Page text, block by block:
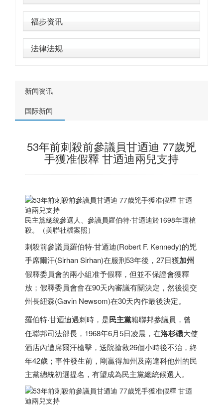
福步资讯
法律法规
新闻资讯
国际新闻
53年前刺殺前參議員甘迺迪 77歲兇
手獲准假釋 甘迺迪兩兒支持
民主黨總統參選人、參議員羅伯特‧甘迺迪於1698年遭槍
殺。（美聯社檔案照）
刺殺前參議員羅伯特‧甘迺迪(Robert F. Kennedy)的兇
手席爾汗(Sirhan Sirhan)在服刑53年後，27日獲加州
假釋委員會的兩小組准予假釋，但並不保證會獲釋
放；假釋委員會會在90天內審議有關決定，然後提交
州長紐森(Gavin Newsom)在30天內作最後決定。
羅伯特‧甘迺迪遇刺時，是民主黨籍聯邦參議員，曾
任聯邦司法部長，1968年6月5日凌晨，在洛杉磯大使
酒店內遭席爾汗槍擊，送院搶救26個小時後不治，終
年42歲；事件發生前，剛贏得加州及南達科他州的民
主黨總統初選提名，有望成為民主黨總統候選人。